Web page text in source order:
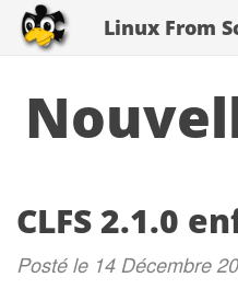
Linux From
CLFS 2.1.0
Posté le 14 Décembre